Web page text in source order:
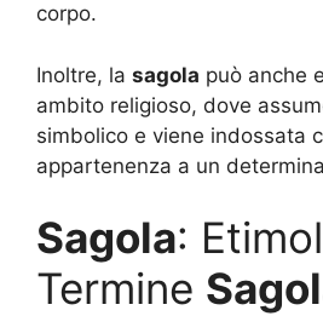
corpo.
Inoltre, la sagola può anche
ambito religioso, dove
simbolico e viene indossata
appartenenza a un
Sagola:
Termine